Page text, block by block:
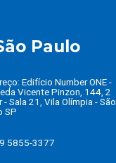
Paulo
Edifício Number ONE -
Vicente Pinzon, 144, 2
- Sala 21, Vila Olímpia - São
SP
5855-3377